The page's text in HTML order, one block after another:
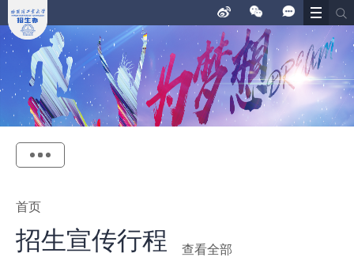
首页
招生宣传行程 查看全部